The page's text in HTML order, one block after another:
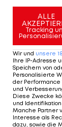
Die
ALLE
Tracking
Wir und unsere
Ihre IP-Adresse
Speichern von
Personalisierte
der Performance
und
Diese Zwecke
und
Manche Partner
Interesse als
dazu, sowie die